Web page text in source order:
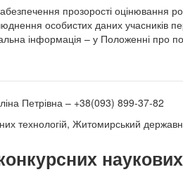
прозорості оцінювання
особистих даних учасників
інформація – у Положенні про
Петрівна – +38(093) 899-37-82
технологій, Житомирський
наукових